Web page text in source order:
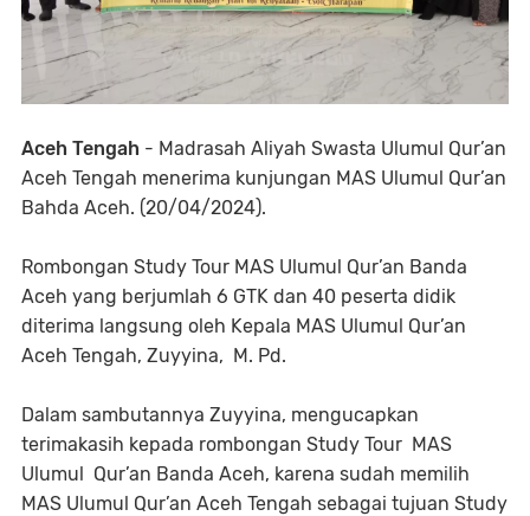
Aceh Tengah - Madrasah Aliyah Swasta Ulumul Qur’an
Aceh Tengah menerima kunjungan MAS Ulumul Qur’an
Bahda Aceh. (20/04/2024).
Rombongan Study Tour MAS Ulumul Qur’an Banda
Aceh yang berjumlah 6 GTK dan 40 peserta didik
diterima langsung oleh Kepala MAS Ulumul Qur’an
Aceh Tengah, Zuyyina, M. Pd.
Dalam sambutannya Zuyyina, mengucapkan
terimakasih kepada rombongan Study Tour MAS
Ulumul Qur’an Banda Aceh, karena sudah memilih
MAS Ulumul Qur’an Aceh Tengah sebagai tujuan Study